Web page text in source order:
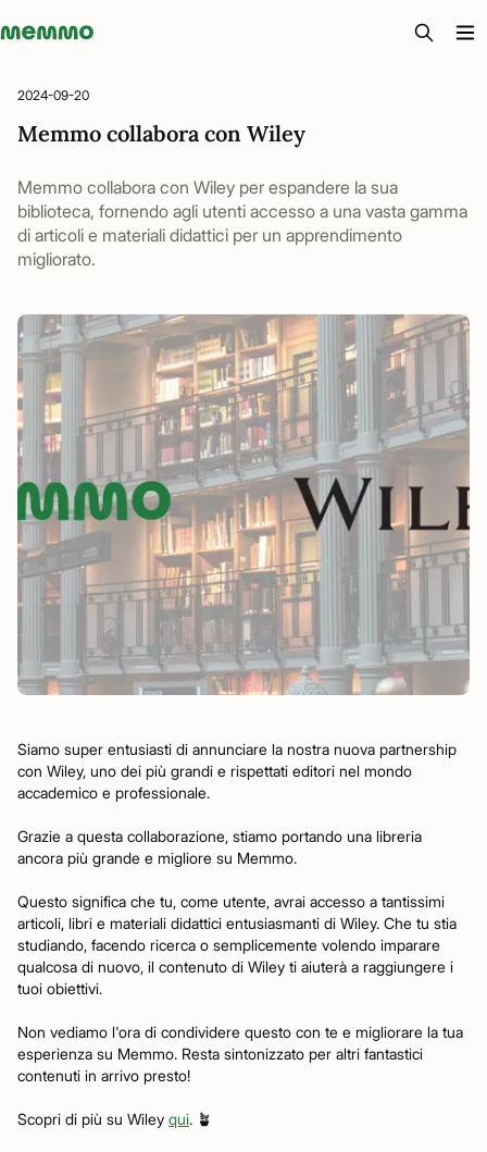
Memmo - AI-verktyg och digital kurslitteratur
2024-09-20
Memmo collabora con Wiley
Memmo collabora con Wiley per espandere la sua
biblioteca, fornendo agli utenti accesso a una vasta gamma
di articoli e materiali didattici per un apprendimento
migliorato.
Siamo super entusiasti di annunciare la nostra nuova partnership
con Wiley, uno dei più grandi e rispettati editori nel mondo
accademico e professionale.
Grazie a questa collaborazione, stiamo portando una libreria
ancora più grande e migliore su Memmo.
Questo significa che tu, come utente, avrai accesso a tantissimi
articoli, libri e materiali didattici entusiasmanti di Wiley. Che tu stia
studiando, facendo ricerca o semplicemente volendo imparare
qualcosa di nuovo, il contenuto di Wiley ti aiuterà a raggiungere i
tuoi obiettivi.
Non vediamo l'ora di condividere questo con te e migliorare la tua
esperienza su Memmo. Resta sintonizzato per altri fantastici
contenuti in arrivo presto!
Scopri di più su Wiley qui. 🪴